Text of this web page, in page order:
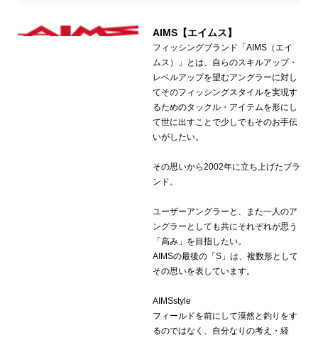
AIMS【エイムス】
フィッシングブランド「AIMS（エイ
ムス）」とは、自らのスキルアップ・
レベルアップを望むアングラーに対し
てそのフィッシングスタイルを実現す
るためのタックル・アイテムを形にし
て世に出すことで少しでもそのお手伝
いがしたい。
その思いから2002年に立ち上げたブラ
ンド。
ユーザーアングラーと、また一人のア
ングラーとしても共にそれぞれが思う
「高み」を目指したい。
AIMSの最後の「S」は、複数形として
その思いを表しています。
AIMSstyle
フィールドを前にして漠然と釣りをす
るのではなく、自分なりの考え・経